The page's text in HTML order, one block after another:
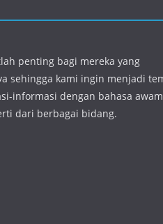
penting bagi mereka yang
sehingga kami ingin menjadi
informasi dengan bahasa
dari berbagai bidang.